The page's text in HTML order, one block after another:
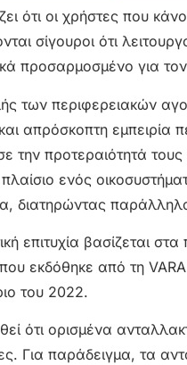
ότι οι χρήστες που
σίγουροι ότι
προσαρμοσμένο για
των περιφερειακών
απρόσκοπτη
την προτεραιότητά
ενός
διατηρώντας
επιτυχία βασίζεται
εκδόθηκε από τη
του 2022.
ότι ορισμένα
Για παράδειγμα, τα